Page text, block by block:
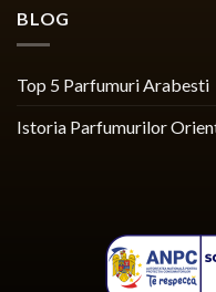
BLOG
Top 5 Parfumuri Arabesti
Istoria Parfumurilor